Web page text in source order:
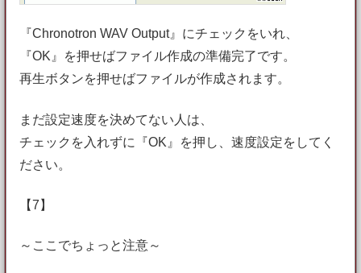
『Chronotron WAV Output』にチェックをいれ、
『OK』を押せばファイル作成の準備完了です。
再生ボタンを押せばファイルが作成されます。
まだ設定速度を決めてない人は、
チェックを入れずに『OK』を押し、速度設定をしてく
ださい。
【7】
～ここでちょっと注意～